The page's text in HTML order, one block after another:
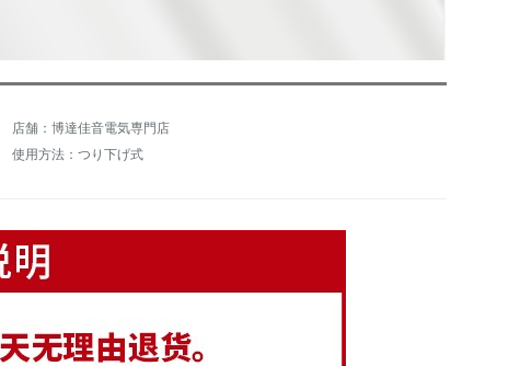
店舗：博達佳音電気専門店
使用方法：つり下げ式